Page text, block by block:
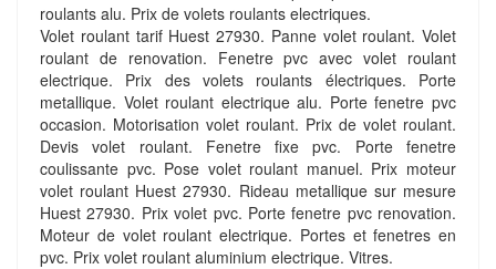
roulants alu. Prix de volets roulants electriques.
Volet roulant tarif Huest 27930. Panne volet roulant. Volet
roulant de renovation. Fenetre pvc avec volet roulant
electrique. Prix des volets roulants électriques. Porte
metallique. Volet roulant electrique alu. Porte fenetre pvc
occasion. Motorisation volet roulant. Prix de volet roulant.
Devis volet roulant. Fenetre fixe pvc. Porte fenetre
coulissante pvc. Pose volet roulant manuel. Prix moteur
volet roulant Huest 27930. Rideau metallique sur mesure
Huest 27930. Prix volet pvc. Porte fenetre pvc renovation.
Moteur de volet roulant electrique. Portes et fenetres en
pvc. Prix volet roulant aluminium electrique. Vitres.